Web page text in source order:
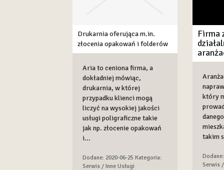
Drukarnia oferująca m.in.
złocenia opakowań i folderów
Aria to ceniona firma, a
dokładniej mówiąc,
drukarnia, w której
przypadku klienci mogą
liczyć na wysokiej jakości
usługi poligraficzne takie
jak np. złocenie opakowań
i...
Dodane: 2020-06-25 Kategoria:
Serwis / Inne Usługi
Firma
który
takim
Serwis